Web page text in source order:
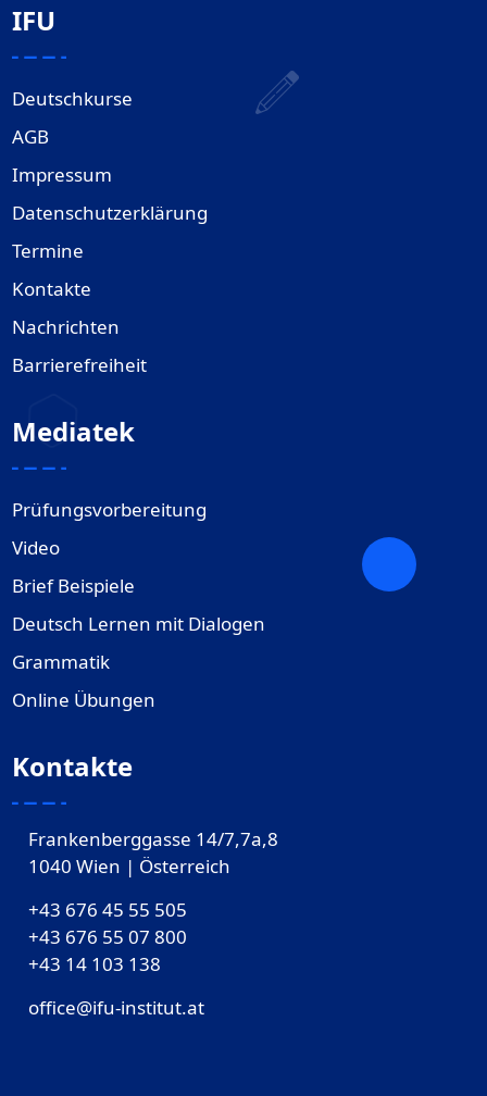
IFU
Deutschkurse
AGB
Impressum
Datenschutzerklärung
Termine
Kontakte
Nachrichten
Barrierefreiheit
Mediatek
Prüfungsvorbereitung
Video
Brief Beispiele
Deutsch Lernen mit Dialogen
Grammatik
Online Übungen
Kontakte
Frankenberggasse 14/7,7a,8
1040 Wien | Österreich
+43 676 45 55 505
+43 676 55 07 800
‎+43 14 103 138
office@ifu-institut.at